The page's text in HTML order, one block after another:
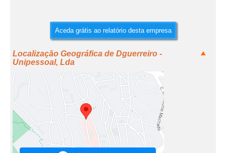
Aceda grátis ao relatório desta empresa
Localização Geográfica de Dguerreiro -
Unipessoal, Lda